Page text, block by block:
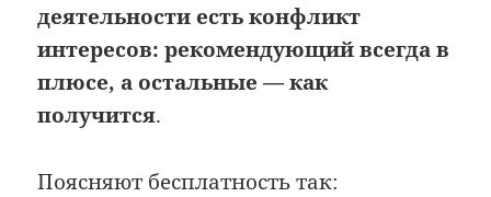
деятельности есть конфликт
интересов: рекомендующий всегда в
плюсе, а остальные — как
получится.
Поясняют бесплатность так: